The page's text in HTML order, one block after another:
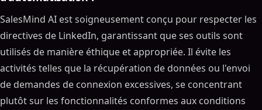
SalesMind AI est soigneusement conçu pour respecter les
directives de LinkedIn, garantissant que ses outils sont
utilisés de manière éthique et appropriée. Il évite les
activités telles que la récupération de données ou l'envoi
de demandes de connexion excessives, se concentrant
plutôt sur les fonctionnalités conformes aux conditions